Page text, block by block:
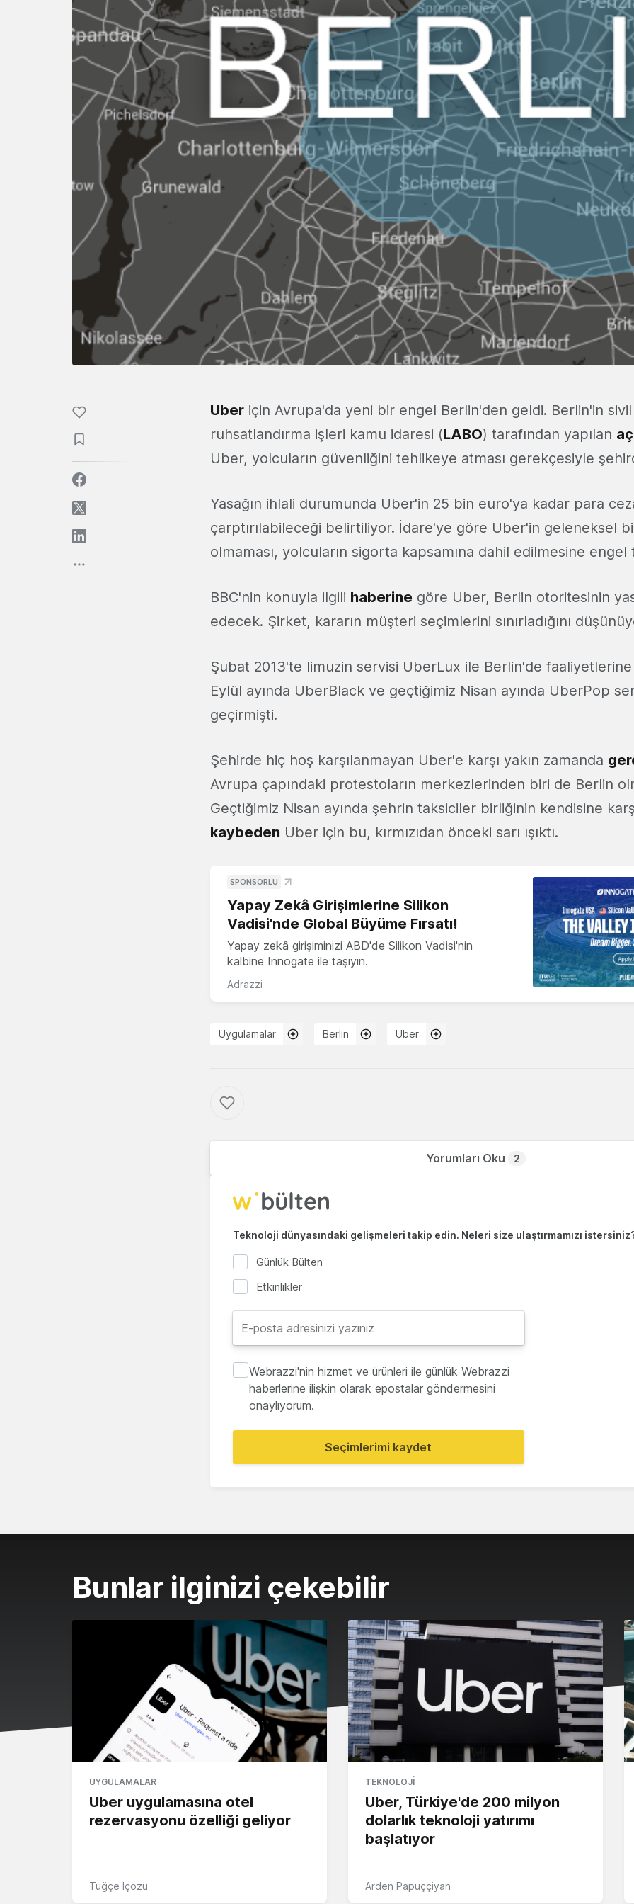
Uber için Avrupa'da yeni bir engel Berlin'den geldi. Berlin'in
ruhsatlandırma işleri kamu idaresi (LABO) tarafından yapılan
Uber, yolcuların güvenliğini tehlikeye atması gerekçesiyle
Yasağın ihlali durumunda Uber'in 25 bin euro'ya kadar para
çarptırılabileceği belirtiliyor. İdare'ye göre Uber'in geleneksel
olmaması, yolcuların sigorta kapsamına dahil edilmesine
BBC'nin konuyla ilgili haberine göre Uber, Berlin otoritesinin
edecek. Şirket, kararın müşteri seçimlerini sınırladığını
Şubat 2013'te limuzin servisi UberLux ile Berlin'de
Eylül ayında UberBlack ve geçtiğimiz Nisan ayında UberPop
geçirmişti.
Şehirde hiç hoş karşılanmayan Uber'e karşı yakın zamanda
Avrupa çapındaki protestoların merkezlerinden biri de Berlin
Geçtiğimiz Nisan ayında şehrin taksiciler birliğinin kendisine
kaybeden Uber için bu, kırmızıdan önceki sarı ışıktı.
SPONSORLU
Yapay Zekâ Girişimlerine Silikon
Vadisi'nde Global Büyüme Fırsatı!
Yapay zekâ girişiminizi ABD'de Silikon Vadisi'nin
kalbine Innogate ile taşıyın.
Adrazzi
Uygulamalar Berlin Uber
Yorumları Oku 2
Teknoloji dünyasındaki gelişmeleri takip edin. Neleri size ulaştırmamızı
Günlük Bülten
Etkinlikler
Webrazzi'nin hizmet ve ürünleri ile günlük Webrazzi
haberlerine ilişkin olarak epostalar göndermesini
onaylıyorum.
Seçimlerimi kaydet
Bunlar ilginizi çekebilir
UYGULAMALAR
Uber uygulamasına otel
rezervasyonu özelliği geliyor
Tuğçe İçözü
TEKNOLOJI
Uber, Türkiye'de 200 milyon
dolarlık teknoloji yatırımı
başlatıyor
Arden Papuççiyan